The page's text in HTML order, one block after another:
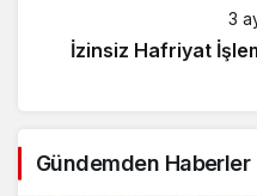
3
İzinsiz Hafriyat
Gündemden Haberler